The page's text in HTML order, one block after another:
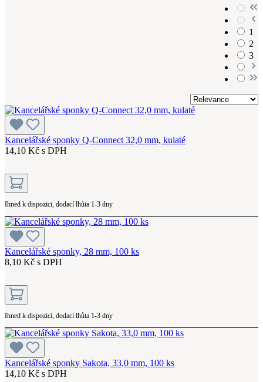
1
2
3
Kancelářské sponky Q-Connect 32,0 mm, kulaté
14,10 Kč s DPH
Ihned k dispozici, dodací lhůta 1-3 dny
Kancelářské sponky, 28 mm, 100 ks
8,10 Kč s DPH
Ihned k dispozici, dodací lhůta 1-3 dny
Kancelářské sponky Sakota, 33,0 mm, 100 ks
14,10 Kč s DPH